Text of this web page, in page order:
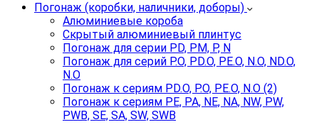
Погонаж (коробки, наличники, доборы)
Алюминиевые короба
Скрытый алюминиевый плинтус
Погонаж для серии PD, PM, P, N
Погонаж для серий P.O, PD.O, PE.O, N.O, ND.O,
N.O
Погонаж к сериям PD.O, P.O, PE.O, N.O (2)
Погонаж к сериям PE, PA, NE, NA, NW, PW,
PWB, SE, SA, SW, SWB